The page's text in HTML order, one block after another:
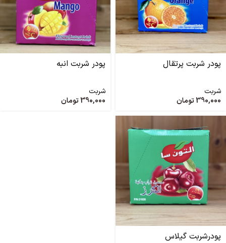
پودر شربت پرتقال
شربت
390,000تومان
پودر شربت انبه
شربت
390,000تومان
پودرشربت گیلاس